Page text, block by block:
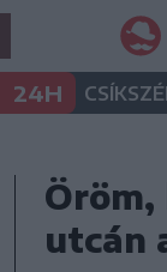
24H
Öröm,
utcán